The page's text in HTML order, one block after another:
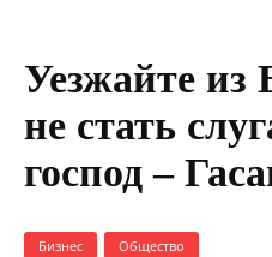
Уезжайте из
не стать
господ –
Бизнес Общество